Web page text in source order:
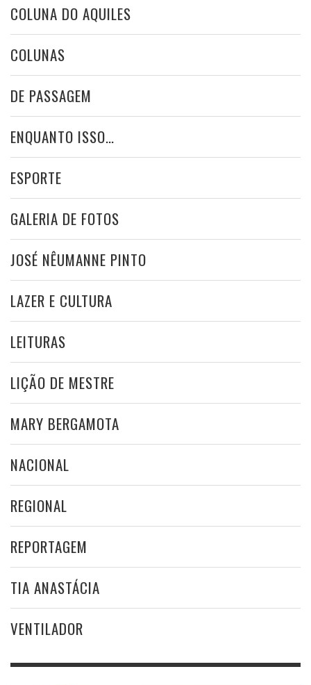
COLUNA DO AQUILES
COLUNAS
DE PASSAGEM
ENQUANTO ISSO…
ESPORTE
GALERIA DE FOTOS
JOSÉ NÊUMANNE PINTO
LAZER E CULTURA
LEITURAS
LIÇÃO DE MESTRE
MARY BERGAMOTA
NACIONAL
REGIONAL
REPORTAGEM
TIA ANASTÁCIA
VENTILADOR